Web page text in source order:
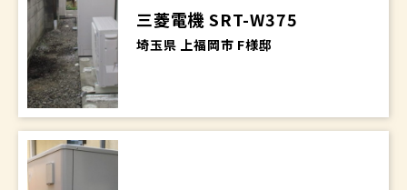
三菱電機 SRT-W375
埼玉県 上福岡市 F様邸